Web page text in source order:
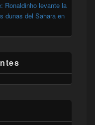
Ronaldinho levante la
dunas del Sahara en